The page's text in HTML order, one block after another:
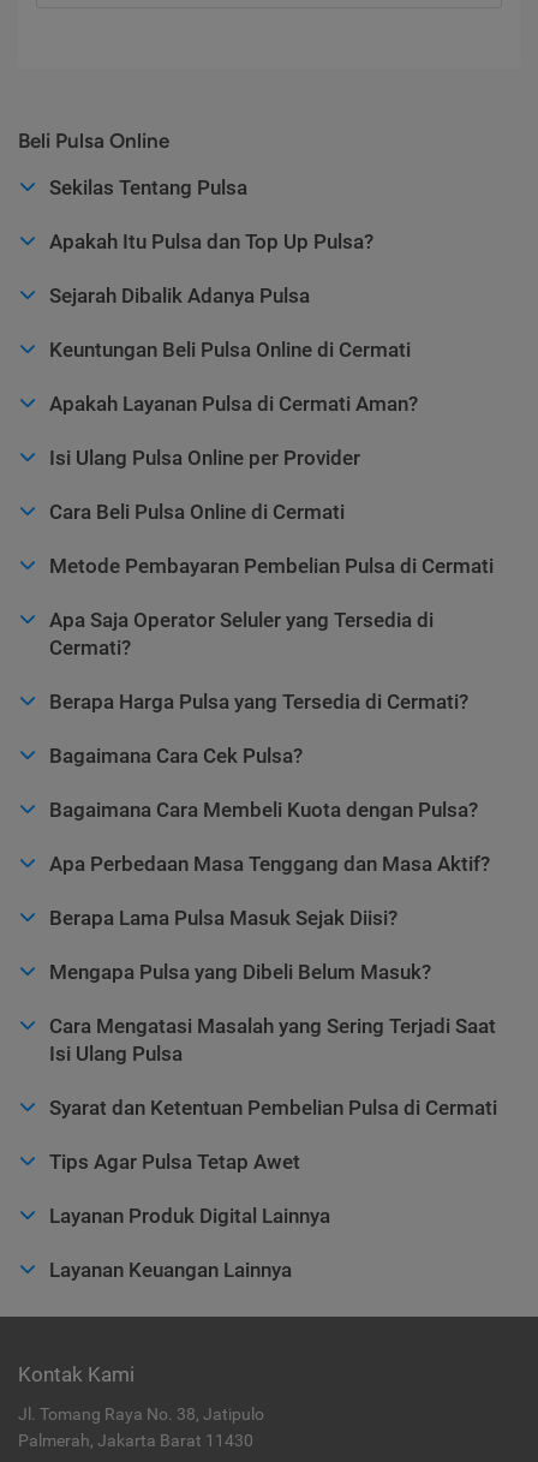
Beli Pulsa Online
Sekilas Tentang Pulsa
Apakah Itu Pulsa dan Top Up Pulsa?
Sejarah Dibalik Adanya Pulsa
Keuntungan Beli Pulsa Online di Cermati
Apakah Layanan Pulsa di Cermati Aman?
Isi Ulang Pulsa Online per Provider
Cara Beli Pulsa Online di Cermati
Metode Pembayaran Pembelian Pulsa di Cermati
Apa Saja Operator Seluler yang Tersedia di
Cermati?
Berapa Harga Pulsa yang Tersedia di Cermati?
Bagaimana Cara Cek Pulsa?
Bagaimana Cara Membeli Kuota dengan Pulsa?
Apa Perbedaan Masa Tenggang dan Masa Aktif?
Berapa Lama Pulsa Masuk Sejak Diisi?
Mengapa Pulsa yang Dibeli Belum Masuk?
Cara Mengatasi Masalah yang Sering Terjadi Saat
Isi Ulang Pulsa
Syarat dan Ketentuan Pembelian Pulsa di Cermati
Tips Agar Pulsa Tetap Awet
Layanan Produk Digital Lainnya
Layanan Keuangan Lainnya
Kontak Kami
Jl. Tomang Raya No. 38, Jatipulo
Palmerah, Jakarta Barat 11430